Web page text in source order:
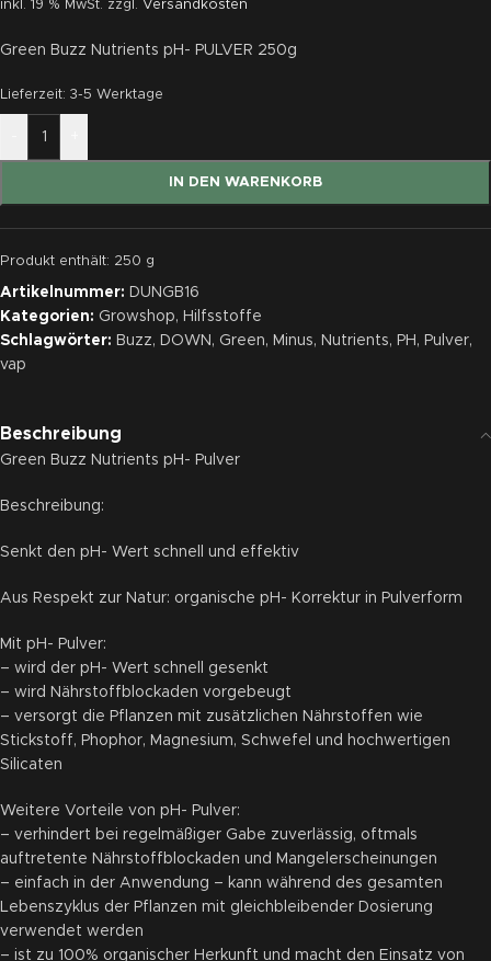
inkl. 19 % MwSt. zzgl. Versandkosten
Green Buzz Nutrients pH- PULVER 250g
Lieferzeit: 3-5 Werktage
IN DEN WARENKORB
Produkt enthält: 250 g
Artikelnummer: DUNGB16
Kategorien: Growshop, Hilfsstoffe
Schlagwörter: Buzz, DOWN , Green, Minus, Nutrients, PH , Pulver,
vap
Beschreibung
Green Buzz Nutrients pH- Pulver
Beschreibung:
Senkt den pH- Wert schnell und effektiv
Aus Respekt zur Natur: organische pH- Korrektur in Pulverform
Mit pH- Pulver:
– wird der pH- Wert schnell gesenkt
– wird Nährstoffblockaden vorgebeugt
– versorgt die Pflanzen mit zusätzlichen Nährstoffen wie
Stickstoff, Phophor, Magnesium, Schwefel und hochwertigen
Silicaten
Weitere Vorteile von pH- Pulver:
– verhindert bei regelmäßiger Gabe zuverlässig, oftmals
auftretente Nährstoffblockaden und Mangelerscheinungen
– einfach in der Anwendung – kann während des gesamten
Lebenszyklus der Pflanzen mit gleichbleibender Dosierung
verwendet werden
– ist zu 100% organischer Herkunft und macht den Einsatz von